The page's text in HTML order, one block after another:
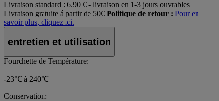
Livraison standard : 6.90 € - livraison en 1-3 jours ouvrables
Livraison gratuite á partir de 50€ Politique de retour : Pour en
savoir plus, cliquez ici.
entretien et utilisation
Fourchette de Température:
-23℃ à 240℃
Conservation: